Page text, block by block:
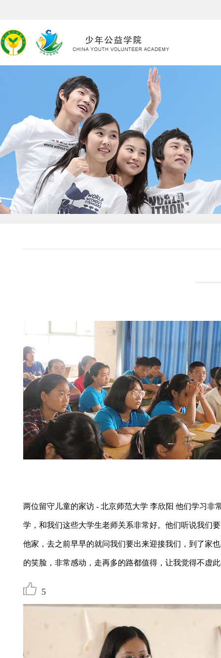
两位留守儿童的家访 - 北京师范大学 李欣阳 他们学习非
学，和我们这些大学生老师关系非常好。他们听说我们
他家，去之前早早的就问我们要出来迎接我们，到了家
的笑脸，非常感动，走再多的路都值得，让我觉得不虚
5